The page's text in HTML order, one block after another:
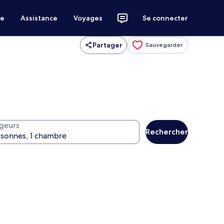
Assistance Voyages Se connecter
Partager Sauvegarder
Rechercher